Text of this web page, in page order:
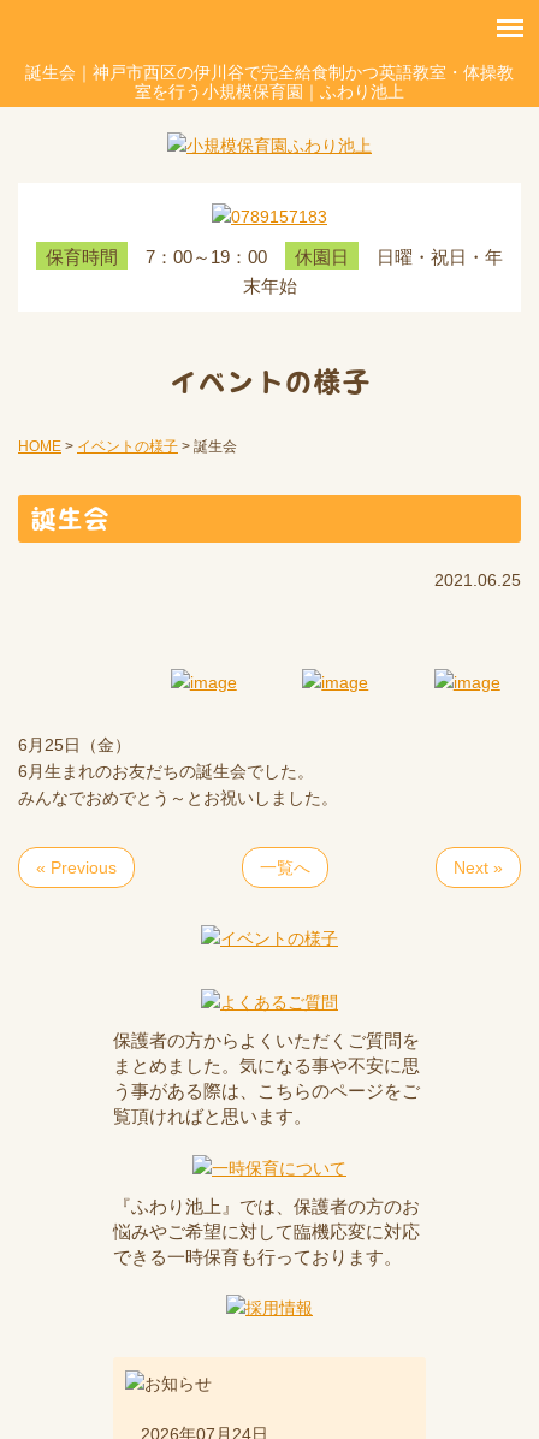
誕生会｜神戸市西区の伊川谷で完全給食制かつ英語教室・体操教
室を行う小規模保育園｜ふわり池上
保育時間 7：00～19：00 休園日
日曜・祝日・年
末年始
イベントの様子
HOME > イベントの様子 > 誕生会
誕生会
2021.06.25
6月25日（金）
6月生まれのお友だちの誕生会でした。
みんなでおめでとう～とお祝いしました。
« Previous 一覧へ Next »
保護者の方からよくいただくご質問を
まとめました。気になる事や不安に思
う事がある際は、こちらのページをご
覧頂ければと思います。
『ふわり池上』では、保護者の方のお
悩みやご希望に対して臨機応変に対応
できる一時保育も行っております。
2026年07月24日